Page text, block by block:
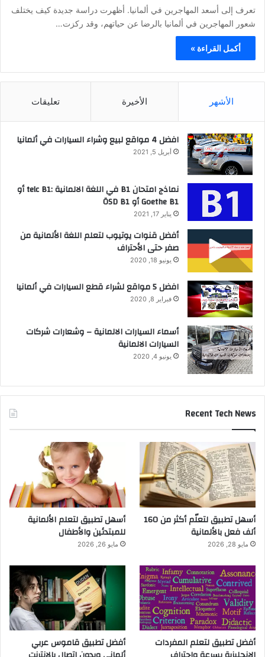
تعرف إلى أسعد المهاجرين في ألمانيا. أظهرت دراسة جديدة كيف يختلف
شعور المهاجرين في ألمانيا بالرضا عن حياتهم، وقد ركزت…
أكمل القراءة »
الأشهر الأخيرة تعليقات
افضل 4 مواقع لبيع وشراء السيارات في ألمانيا
أبريل 5, 2021
نماذج امتحان B1 في اللغة الالمانية :telc B1 أو
Goethe B1 أو ÖSD B1
يناير 17, 2021
أفضل قنوات يوتيوب لتعلم اللغة الألمانية من
صفر حتى الأحتراف
يونيو 18, 2020
افضل 5 مواقع لشراء قطع السيارات في ألمانيا
فبراير 8, 2020
أسماء السيارات الالمانية – وشعارات شركات
السيارات الالمانية
يونيو 4, 2020
Recent Tech News
أسهل تطبيق لتعلّم أكثر من 160
ألف فعل بالألمانية
مايو 28, 2026
أسهل تطبيق لتعلم الألمانية
للمبتدئين والأطفال
مايو 26, 2026
أفضل تطبيق لتعلم المفردات
أفضل تطبيق قاموس عربي